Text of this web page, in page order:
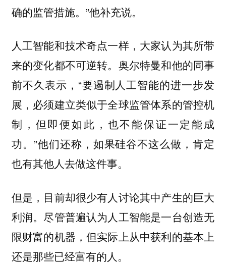
确的监管措施。”他补充说。
人工智能和技术奇点一样，大家认为其所带
来的变化都不可逆转。奥尔特曼和他的同事
前不久表示，“要遏制人工智能的进一步发
展，必须建立类似于全球监管体系的管控机
制，但即便如此，也不能保证一定能成
功。”他们还称，如果硅谷不这么做，肯定
也有其他人去做这件事。
但是，目前却很少有人讨论其中产生的巨大
利润。尽管普遍认为人工智能是一台创造无
限财富的机器，但实际上从中获利的基本上
还是那些已经富有的人。